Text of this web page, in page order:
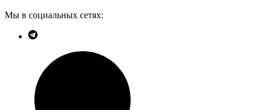
Мы в социальных сетях: